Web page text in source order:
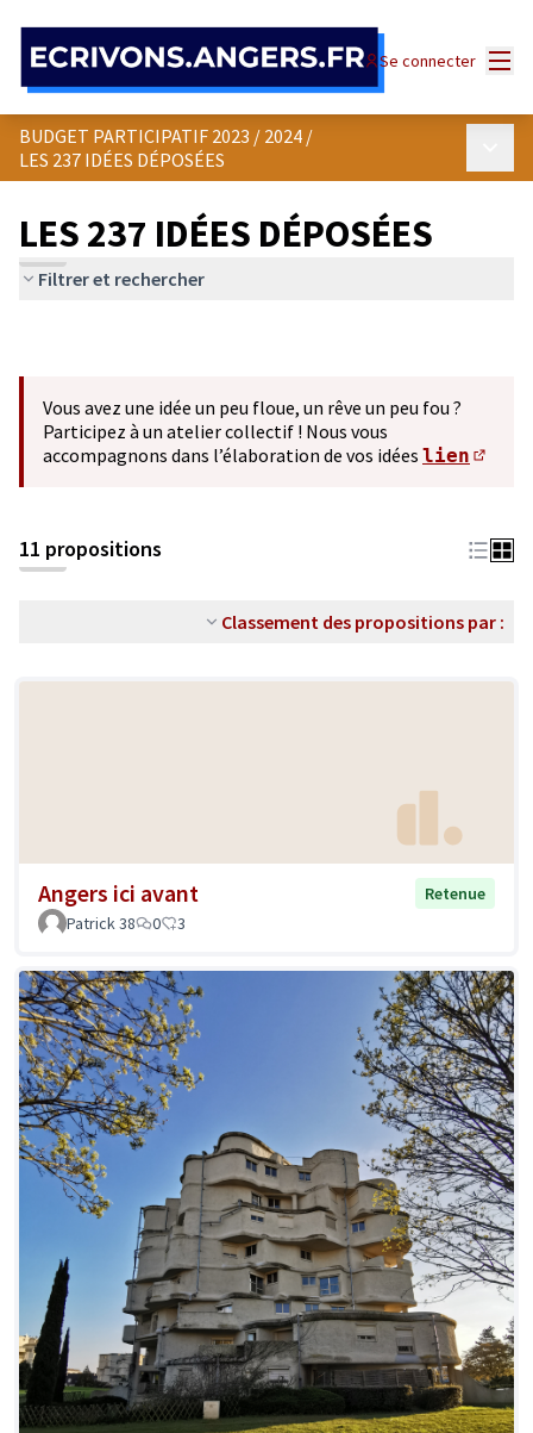
Se connecter
BUDGET PARTICIPATIF 2023 / 2024 /
LES 237 IDÉES DÉPOSÉES
LES 237 IDÉES DÉPOSÉES
Filtrer et rechercher
Vous avez une idée un peu floue, un rêve un peu fou ?
Participez à un atelier collectif ! Nous vous
accompagnons dans l’élaboration de vos idées lien
11 propositions
Classement des propositions par :
Angers ici avant
Retenue
Patrick 38
0 3